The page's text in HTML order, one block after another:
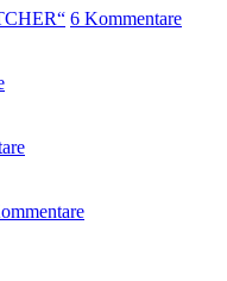
6 Kommentarezu
Keine
Osterstoffe
Beispiele
zu
zu